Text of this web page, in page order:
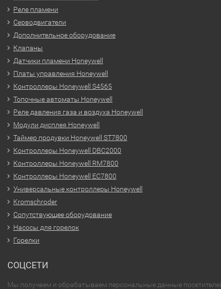
Реле пламени
Серводвигатели
Дополнительное оборудование
Клапаны
Датчики пламени Honeywell
Платы управления Honeywell
Контроллеры Honeywell S4565
Топочные автоматы Honeywell
Реле давления газа и воздуха Honeywell
Модули дисплея Honeywell
Таймер продувки Honeywell ST7800
Контроллеры Honeywell DBC2000
Контроллеры Honeywell RM7800
Контроллеры Honeywell EC7800
Универсальные контроллеры Honeywell
Kromschroder
Сопутствующее оборудование
Насосы для горелок
Горелки
СОЦСЕТИ
Мы получаем и обрабатываем персональные данные